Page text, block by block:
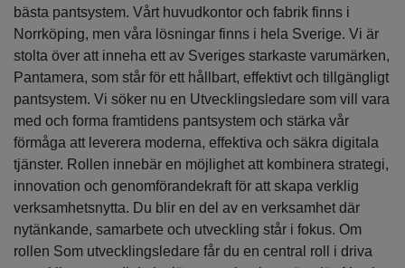
bästa pantsystem. Vårt huvudkontor och fabrik finns i
Norrköping, men våra lösningar finns i hela Sverige. Vi är
stolta över att inneha ett av Sveriges starkaste varumärken,
Pantamera, som står för ett hållbart, effektivt och tillgängligt
pantsystem. Vi söker nu en Utvecklingsledare som vill vara
med och forma framtidens pantsystem och stärka vår
förmåga att leverera moderna, effektiva och säkra digitala
tjänster. Rollen innebär en möjlighet att kombinera strategi,
innovation och genomförandekraft för att skapa verklig
verksamhetsnytta. Du blir en del av en verksamhet där
nytänkande, samarbete och utveckling står i fokus. Om
rollen Som utvecklingsledare får du en central roll i driva